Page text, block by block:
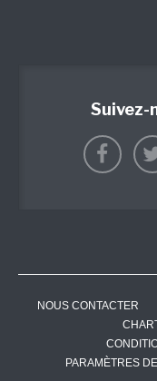
Suivez-
NOUS CONTACTER
PARAMÈTRES